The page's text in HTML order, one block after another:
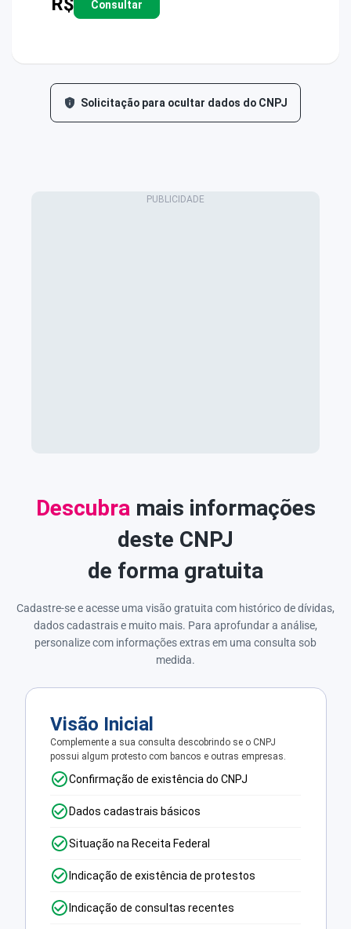
Consultar
Solicitação para ocultar dados do CNPJ
Descubramais informações
deste CNPJ
de forma gratuita
Cadastre-se e acesse uma visão gratuita com histórico de dívidas,
dados cadastrais e muito mais. Para aprofundar a análise,
personalize com informações extras em uma consulta sob
medida.
Visão Inicial
Complemente a sua consulta descobrindo se o CNPJ
possui algum protesto com bancos e outras empresas.
Confirmação de existência do CNPJ
Dados cadastrais básicos
Situação na Receita Federal
Indicação de existência de protestos
Indicação de consultas recentes